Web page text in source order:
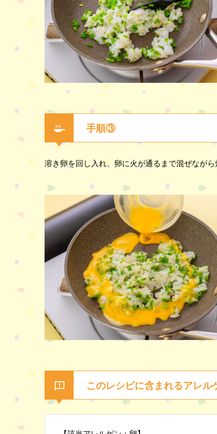
手順③
溶き卵を回し入れ、卵に火が通るまで混ぜながら
このレシピに含まれるアレル